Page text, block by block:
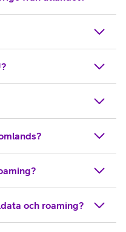
och roaming?